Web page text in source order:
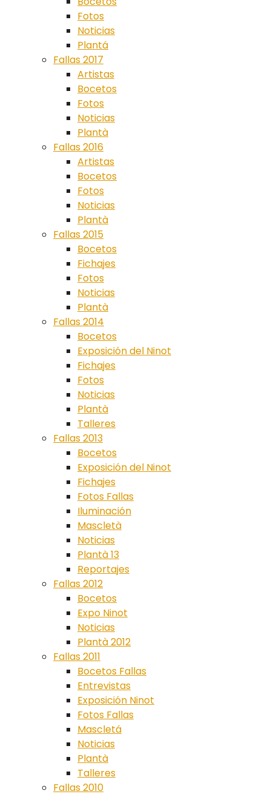
Fotos
Noticias
Plantá
Fallas 2017
Artistas
Bocetos
Fotos
Noticias
Plantà
Fallas 2016
Artistas
Bocetos
Fotos
Noticias
Plantà
Fallas 2015
Bocetos
Fichajes
Fotos
Noticias
Plantà
Fallas 2014
Bocetos
Exposición del Ninot
Fichajes
Fotos
Noticias
Plantà
Talleres
Fallas 2013
Bocetos
Exposición del Ninot
Fichajes
Fotos Fallas
Iluminación
Mascletà
Noticias
Plantà 13
Reportajes
Fallas 2012
Bocetos
Expo Ninot
Noticias
Plantà 2012
Fallas 2011
Bocetos Fallas
Entrevistas
Exposición Ninot
Fotos Fallas
Mascletá
Noticias
Plantà
Talleres
Fallas 2010